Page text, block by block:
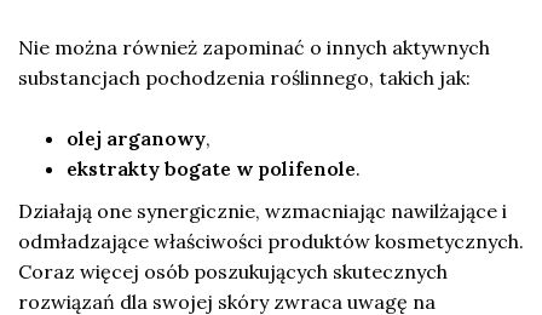
Nie można również zapominać o innych aktywnych
substancjach pochodzenia roślinnego, takich jak:
olej arganowy,
ekstrakty bogate w polifenole.
Działają one synergicznie, wzmacniając nawilżające i
odmładzające właściwości produktów kosmetycznych.
Coraz więcej osób poszukujących skutecznych
rozwiązań dla swojej skóry zwraca uwagę na